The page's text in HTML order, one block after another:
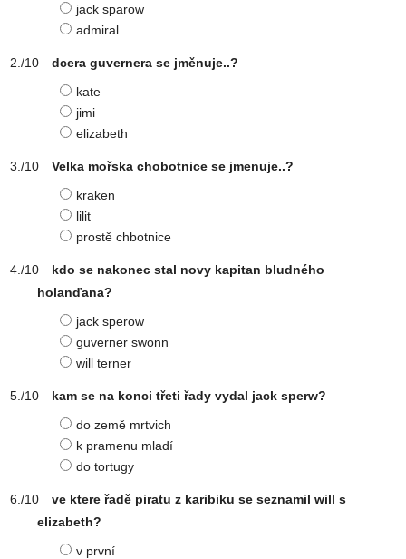
jack sparow
admiral
dcera guvernera se jměnuje..?
kate
jimi
elizabeth
Velka mořska chobotnice se jmenuje..?
kraken
lilit
prostě chbotnice
kdo se nakonec stal novy kapitan bludného
holanďana?
jack sperow
guverner swonn
will terner
kam se na konci třeti řady vydal jack sperw?
do země mrtvich
k pramenu mladí
do tortugy
ve ktere řadě piratu z karibiku se seznamil will s
elizabeth?
v první